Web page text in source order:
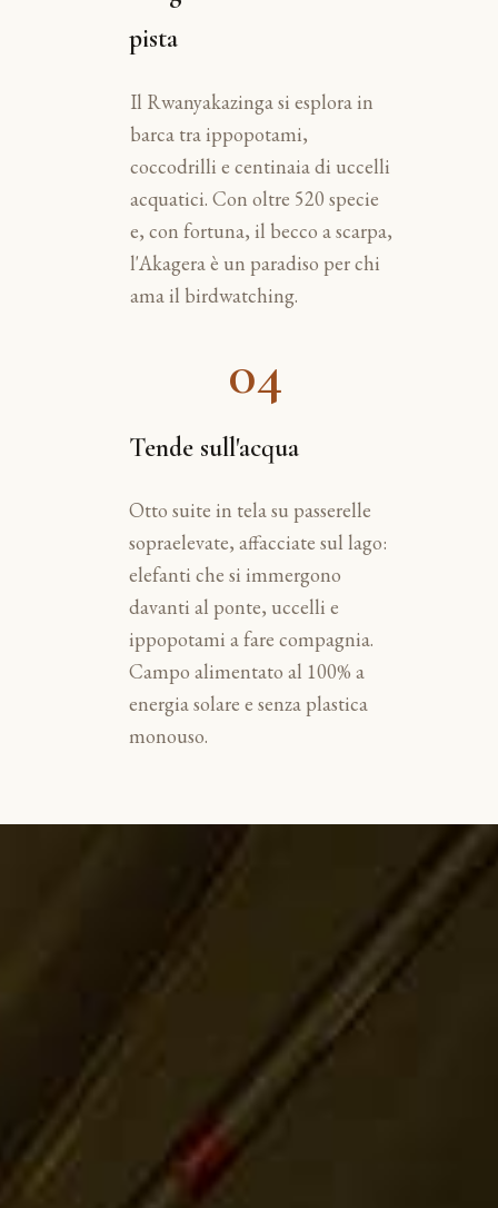
pista
Il Rwanyakazinga si esplora in
barca tra ippopotami,
coccodrilli e centinaia di uccelli
acquatici. Con oltre 520 specie
e, con fortuna, il becco a scarpa,
l'Akagera è un paradiso per chi
ama il birdwatching.
04
Tende sull'acqua
Otto suite in tela su passerelle
sopraelevate, affacciate sul lago:
elefanti che si immergono
davanti al ponte, uccelli e
ippopotami a fare compagnia.
Campo alimentato al 100% a
energia solare e senza plastica
monouso.